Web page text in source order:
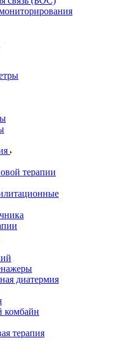
терапии
диатермия
комбайн
терапия